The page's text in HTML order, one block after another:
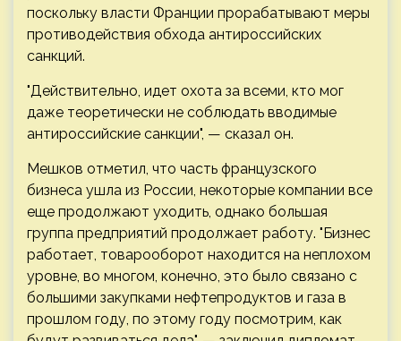
поскольку власти Франции прорабатывают меры
противодействия обхода антироссийских
санкций.
"Действительно, идет охота за всеми, кто мог
даже теоретически не соблюдать вводимые
антироссийские санкции", — сказал он.
Мешков отметил, что часть французского
бизнеса ушла из России, некоторые компании все
еще продолжают уходить, однако большая
группа предприятий продолжает работу. "Бизнес
работает, товарооборот находится на неплохом
уровне, во многом, конечно, это было связано с
большими закупками нефтепродуктов и газа в
прошлом году, по этому году посмотрим, как